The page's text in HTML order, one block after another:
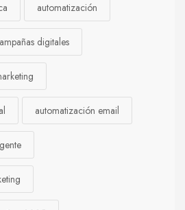
automatización
digitales
automatización email